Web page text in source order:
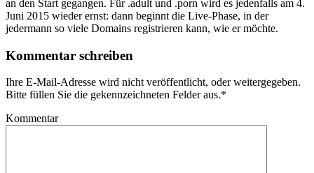
an den Start gegangen. Für .adult und .porn wird es jedenfalls am 4.
Juni 2015 wieder ernst: dann beginnt die Live-Phase, in der
jedermann so viele Domains registrieren kann, wie er möchte.
Kommentar schreiben
Ihre E-Mail-Adresse wird nicht veröffentlicht, oder weitergegeben.
Bitte füllen Sie die gekennzeichneten Felder aus.*
Kommentar